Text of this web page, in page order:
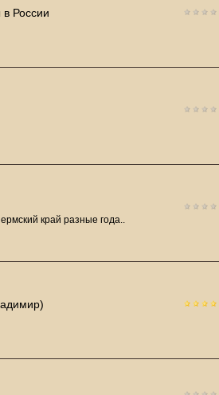
России
край разные года..